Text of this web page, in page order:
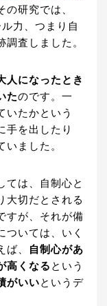
の研究では、
力、つまり自
査しました。
人になったとき
たのです。一
いたかという
手を出したり
いました。
ては、自制心と
大切だとされる
すが、それが備
ついては、いく
、
自制心があ
高くなる という
がいいというデ